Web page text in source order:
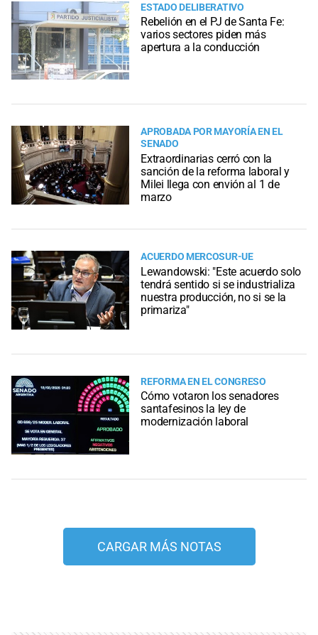
ESTADO DELIBERATIVO
Rebelión en el PJ de Santa Fe:
varios sectores piden más
apertura a la conducción
APROBADA POR MAYORÍA EN EL
SENADO
Extraordinarias cerró con la
sanción de la reforma laboral y
Milei llega con envión al 1 de
marzo
ACUERDO MERCOSUR-UE
Lewandowski: "Este acuerdo solo
tendrá sentido si se industrializa
nuestra producción, no si se la
primariza"
REFORMA EN EL CONGRESO
Cómo votaron los senadores
santafesinos la ley de
modernización laboral
CARGAR MÁS NOTAS